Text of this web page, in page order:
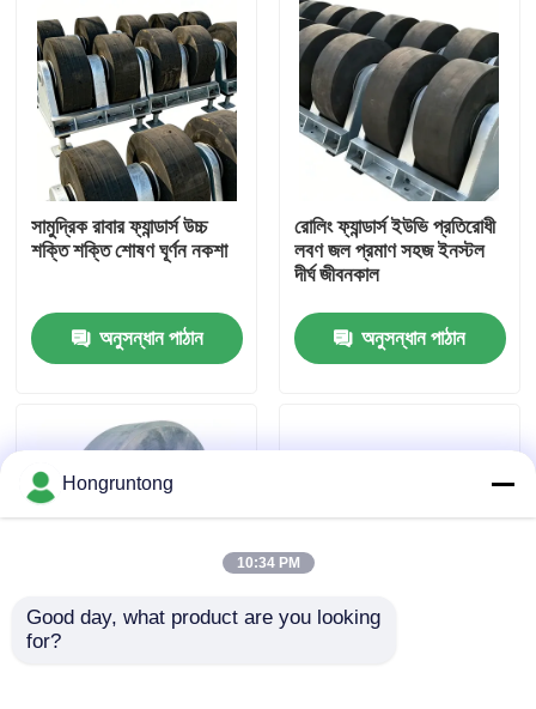
বাড়ি
পণ্য
ভিডিও
আমাদের সম্পর্কে
কারখানা ভ্রমণ
উদ্ধৃতির জন্য আবেদন
ইয়োকোহামা রাবার ফেন্ডার
সামুদ্রিক রাবার ফ্যান্ডার্স উচ্চ
শক্তি শক্তি শোষণ ঘূর্ণন নকশা
অনুসন্ধান পাঠান
রোলিং ফ্যান্ডার্স ইউভি প্রতিরোধী
লবণ জল প্রমাণ সহজ ইনস্টল
দীর্ঘ জীবনকাল
অনুসন্ধান পাঠান
রোলার ডক ফেন্ডার শক শোষণ
Hongruntong
10:34 PM
Good day, what product are you looking
for?